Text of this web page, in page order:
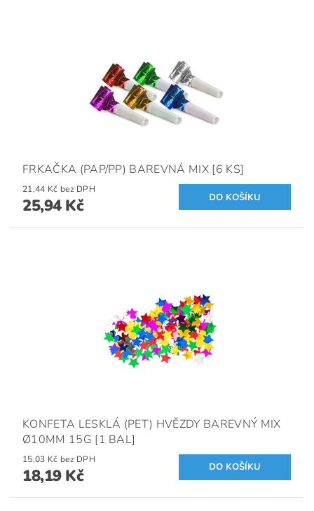
FRKAČKA (PAP/PP) BAREVNÁ MIX [6 KS]
21,44 Kč bez DPH
25,94 Kč
KONFETA LESKLÁ (PET) HVĚZDY BAREVNÝ MIX
Ø10MM 15G [1 BAL]
15,03 Kč bez DPH
18,19 Kč